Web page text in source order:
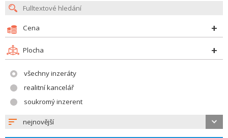
Cena
Plocha
všechny inzeráty
realitní kancelář
soukromý inzerent
nejnovější